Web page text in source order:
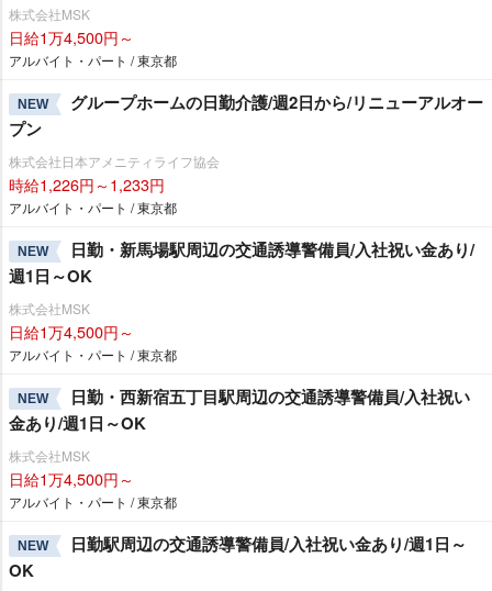
株式会社MSK
日給1万4,500円～
アルバイト・パート / 東京都
NEW
グループホームの日勤介護/週2日から/リニューアルオー
プン
株式会社日本アメニティライフ協会
時給1,226円～1,233円
アルバイト・パート / 東京都
NEW
日勤・新馬場駅周辺の交通誘導警備員/入社祝い金あり/
週1日～OK
株式会社MSK
日給1万4,500円～
アルバイト・パート / 東京都
NEW
日勤・西新宿五丁目駅周辺の交通誘導警備員/入社祝い
金あり/週1日～OK
株式会社MSK
日給1万4,500円～
アルバイト・パート / 東京都
NEW
日勤駅周辺の交通誘導警備員/入社祝い金あり/週1日～
OK